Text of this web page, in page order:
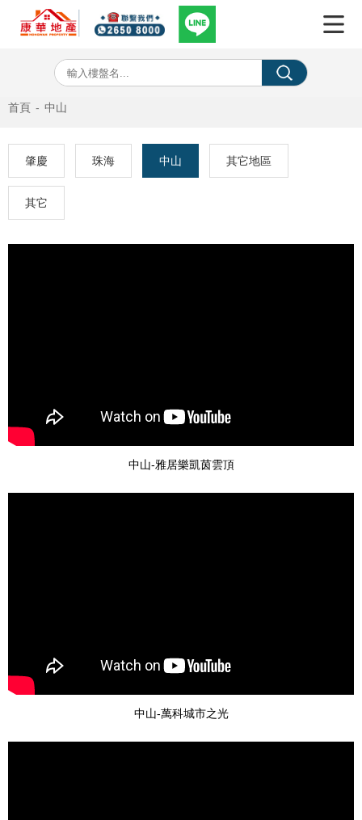
首頁 - 中山
肇慶 珠海 中山 其它地區
其它
中山-雅居樂凱茵雲頂
中山-萬科城市之光